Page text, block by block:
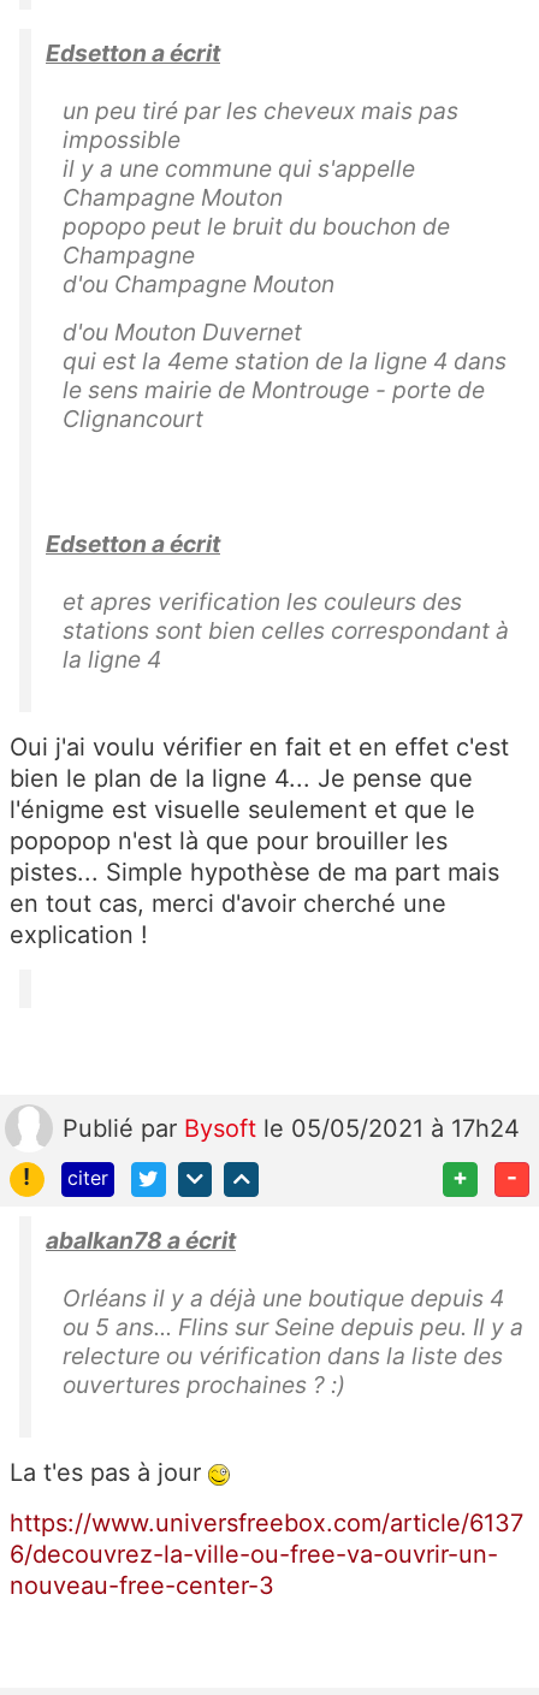
Edsetton a écrit
un peu tiré par les cheveux mais pas
impossible
il y a une commune qui s'appelle
Champagne Mouton
popopo peut le bruit du bouchon de
Champagne
d'ou Champagne Mouton
d'ou Mouton Duvernet
qui est la 4eme station de la ligne 4 dans
le sens mairie de Montrouge - porte de
Clignancourt
Edsetton a écrit
et apres verification les couleurs des
stations sont bien celles correspondant à
la ligne 4
Oui j'ai voulu vérifier en fait et en effet c'est
bien le plan de la ligne 4... Je pense que
l'énigme est visuelle seulement et que le
popopop n'est là que pour brouiller les
pistes... Simple hypothèse de ma part mais
en tout cas, merci d'avoir cherché une
explication !
Publié par Bysoft le 05/05/2021 à 17h24
!
citer + -
abalkan78 a écrit
Orléans il y a déjà une boutique depuis 4
ou 5 ans... Flins sur Seine depuis peu. Il y a
relecture ou vérification dans la liste des
ouvertures prochaines ? :)
La t'es pas à jour
https://www.universfreebox.com/article/6137
6/decouvrez-la-ville-ou-free-va-ouvrir-un-
nouveau-free-center-3